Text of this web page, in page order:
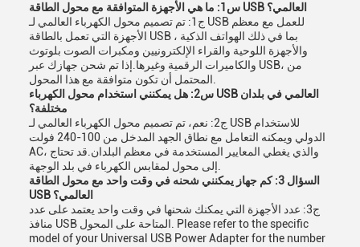
س1: ما هي الأجهزة المتوافقة مع محول الطاقة USB العالمي؟
ج1: تم تصميم محول الكهرباء العالمي لـ USB للعمل مع معظم
الأجهزة التي تعمل بالطاقة USB ، بما في ذلك الهواتف الذكية
والأجهزة اللوحية والقراء الإلكترونيين ومكبرات الصوت بلوتوث
والكاميرات الرقمية وغيرها.إذا تم شحن جهازك عبر USB، من
س2: هل يمكنني استخدام محول الكهرباء USB العالمي في بلدان
مختلفة؟
ج2: نعم، تم تصميم محول الكهرباء العالمي لـ USB للاستخدام
الدولي ويمكنه التعامل مع نطاق الجهد المدخل من 100-240 فولت
AC، والذي يغطي المعايير المستخدمة في معظم البلدان.قد تحتاج
السؤال 3: كم جهاز يمكنني شحنه في وقت واحد مع محول الطاقة
USB العالمي؟
ج3: عدد الأجهزة التي يمكنك شحنها في وقت واحد يعتمد على عدد
منافذ USB المتاحة على المحول. Please refer to the specific
model of your Universal USB Power Adapter for the number